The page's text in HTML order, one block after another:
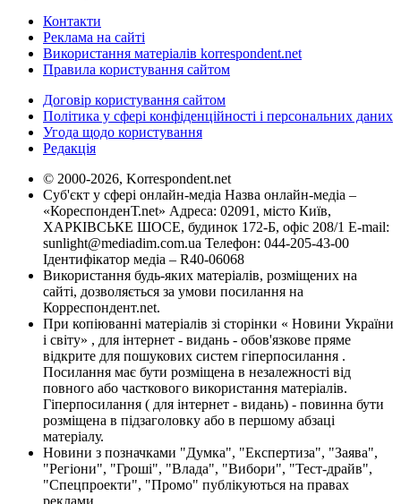
Контакти
Реклама на сайті
Використання матеріалів korrespondent.net
Правила користування сайтом
Договір користування сайтом
Політика у сфері конфіденційності і персональних даних
Угода щодо користування
Редакція
© 2000-2026, Korrespondent.net
Суб'єкт у сфері онлайн-медіа Назва онлайн-медіа –
«КореспонденТ.net» Адреса: 02091, місто Київ,
ХАРКІВСЬКЕ ШОСЕ, будинок 172-Б, офіс 208/1 E-mail:
sunlight@mediadim.com.ua Телефон: 044-205-43-00
Ідентифікатор медіа – R40-06068
Використання будь-яких матеріалів, розміщених на
сайті, дозволяється за умови посилання на
Корреспондент.net.
При копіюванні матеріалів зі сторінки « Новини України
і світу» , для інтернет - видань - обов'язкове пряме
відкрите для пошукових систем гіперпосилання .
Посилання має бути розміщена в незалежності від
повного або часткового використання матеріалів.
Гіперпосилання ( для інтернет - видань) - повинна бути
розміщена в підзаголовку або в першому абзаці
матеріалу.
Новини з позначками "Думка", "Експертиза", "Заява",
"Регіони", "Гроші", "Влада", "Вибори", "Тест-драйв",
"Спецпроекти", "Промо" публікуються на правах